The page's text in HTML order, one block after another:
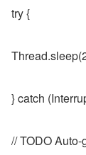
try {
} catch
// TODO